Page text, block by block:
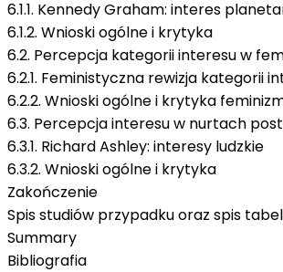
6.1.1. Kennedy Graham: interes
6.1.2. Wnioski ogólne i krytyka
6.2. Percepcja kategorii interesu w
6.2.1. Feministyczna rewizja kategorii
6.2.2. Wnioski ogólne i krytyka
6.3. Percepcja interesu w nurtach
6.3.1. Richard Ashley: interesy ludzkie
6.3.2. Wnioski ogólne i krytyka
Zakończenie
Spis studiów przypadku oraz spis tabel
Summary
Bibliografia